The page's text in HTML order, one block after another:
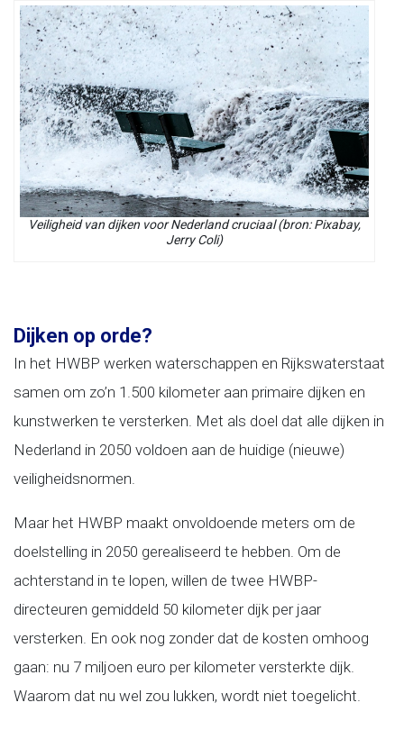
Veiligheid van dijken voor Nederland cruciaal (bron: Pixabay,
Jerry Coli)
Dijken op orde?
In het HWBP werken waterschappen en Rijkswaterstaat
samen om zo’n 1.500 kilometer aan primaire dijken en
kunstwerken te versterken. Met als doel dat alle dijken in
Nederland in 2050 voldoen aan de huidige (nieuwe)
veiligheidsnormen.
Maar het HWBP maakt onvoldoende meters om de
doelstelling in 2050 gerealiseerd te hebben. Om de
achterstand in te lopen, willen de twee HWBP-
directeuren gemiddeld 50 kilometer dijk per jaar
versterken. En ook nog zonder dat de kosten omhoog
gaan: nu 7 miljoen euro per kilometer versterkte dijk.
Waarom dat nu wel zou lukken, wordt niet toegelicht.